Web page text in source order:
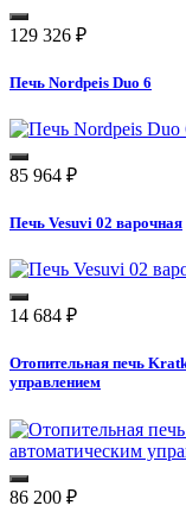
129 326 ₽
Печь Nordpeis Duo 6
85 964 ₽
Печь Vesuvi 02 варочная
14 684 ₽
Отопительная печь
управлением
86 200 ₽